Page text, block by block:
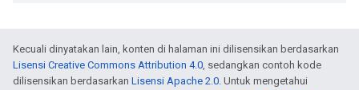
Kecuali dinyatakan lain, konten di halaman ini dilisensikan berdasarkan
Lisensi Creative Commons Attribution 4.0, sedangkan contoh kode
dilisensikan berdasarkan Lisensi Apache 2.0. Untuk mengetahui